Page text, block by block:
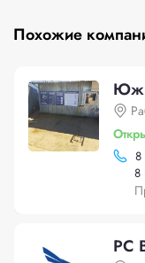
Похожие
8
8
РС